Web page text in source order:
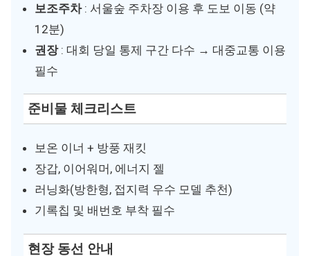
보조주차: 서울숲 주차장 이용 후 도보 이동 (약
12분)
권장: 대회 당일 통제 구간 다수 → 대중교통 이용
필수
준비물 체크리스트
보온 이너 + 방풍 재킷
장갑, 이어워머, 에너지 젤
러닝화(방한형, 접지력 우수 모델 추천)
기록칩 및 배번호 부착 필수
현장 동선 안내